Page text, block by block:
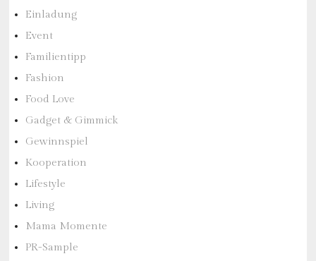
Einladung
Event
Familientipp
Fashion
Food Love
Gadget & Gimmick
Gewinnspiel
Kooperation
Lifestyle
Living
Mama Momente
PR-Sample